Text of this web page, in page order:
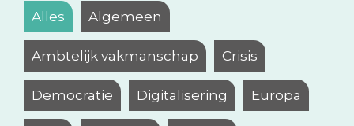
Alles Algemeen
Ambtelijk vakmanschap Crisis
Democratie Digitalisering Europa